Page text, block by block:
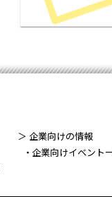
＞ 企業向けの情報
企業向けイベント